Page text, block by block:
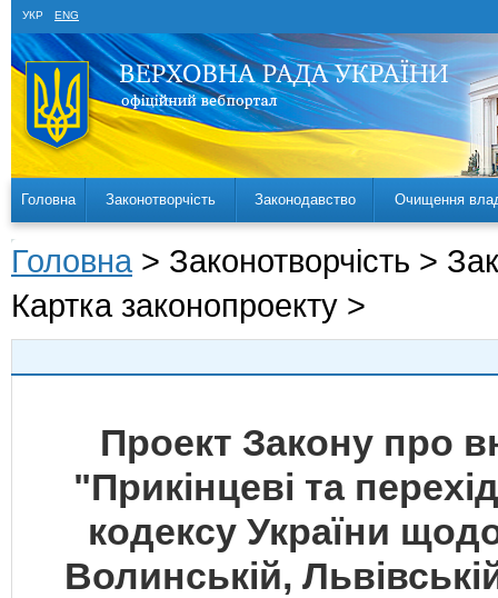
УКР ENG
Головна Законотворчість Законодавство Очищення
Головна > Законотворчість >
Картка законопроекту >
Проект Закону про
"Прикінцеві та
кодексу України
Волинській,